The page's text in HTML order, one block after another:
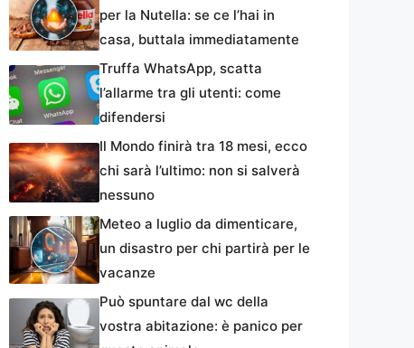
per la Nutella: se ce l’hai in
casa, buttala immediatamente
Truffa WhatsApp, scatta
l’allarme tra gli utenti: come
difendersi
Il Mondo finirà tra 18 mesi, ecco
chi sarà l’ultimo: non si salverà
nessuno
Meteo a luglio da dimenticare,
un disastro per chi partirà per le
vacanze
Può spuntare dal wc della
vostra abitazione: è panico per